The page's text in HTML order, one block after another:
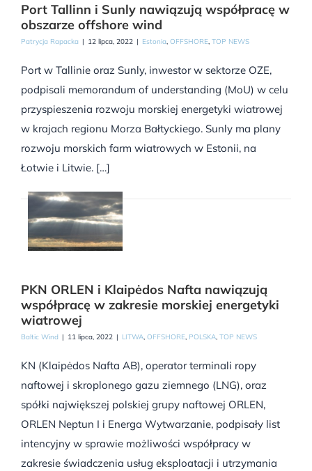
Port Tallinn i Sunly nawiązują współpracę w
obszarze offshore wind
Patrycja Rapacka | 12 lipca, 2022 | Estonia OFFSHORE TOP NEWS
Port w Tallinie oraz Sunly, inwestor w sektorze OZE,
podpisali memorandum of understanding (MoU) w celu
przyspieszenia rozwoju morskiej energetyki wiatrowej
w krajach regionu Morza Bałtyckiego. Sunly ma plany
rozwoju morskich farm wiatrowych w Estonii, na
Łotwie i Litwie. […]
PKN ORLEN i Klaipėdos Nafta nawiązują
współpracę w zakresie morskiej energetyki
wiatrowej
Baltic Wind | 11 lipca, 2022 | LITWA, OFFSHORE, POLSKA, TOP NEWS
KN (Klaipėdos Nafta AB), operator terminali ropy
naftowej i skroplonego gazu ziemnego (LNG), oraz
spółki największej polskiej grupy naftowej ORLEN,
ORLEN Neptun I i Energa Wytwarzanie, podpisały list
intencyjny w sprawie możliwości współpracy w
zakresie świadczenia usług eksploatacji i utrzymania